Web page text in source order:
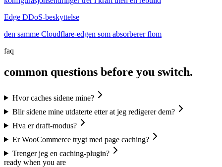
Edge DDoS-beskyttelse
den samme Cloudflare-edgen som absorberer flom
faq
common questions before you switch.
Hvor caches sidene mine?
Blir sidene mine utdaterte etter at jeg redigerer dem?
Hva er draft-modus?
Er WooCommerce trygt med page caching?
Trenger jeg en caching-plugin?
ready when you are